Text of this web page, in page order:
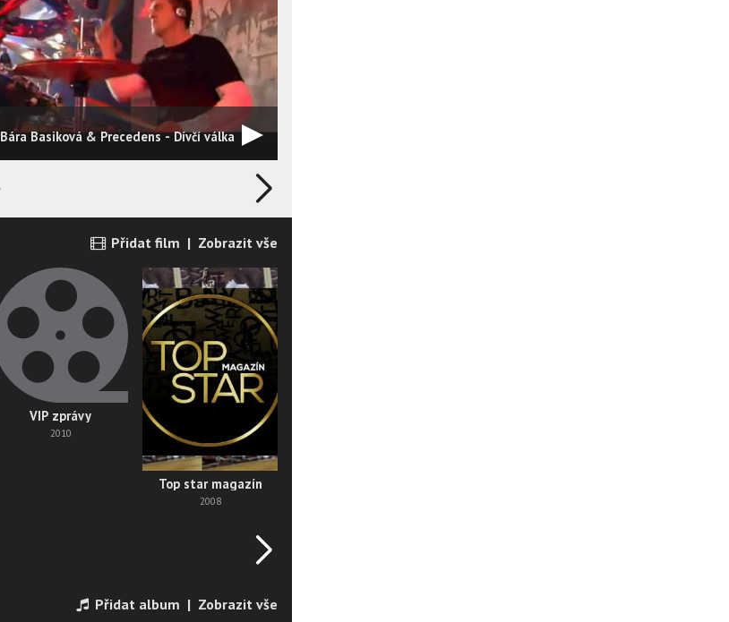
Bára Basiková & Precedens - Dívčí válka
Přidat film | Zobrazit vše
VIP zprávy
2010
Top star magazín
2008
Přidat album | Zobrazit vše